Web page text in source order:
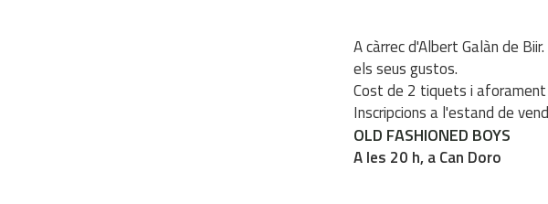
A càrrec d'Albert Galàn de
els seus gustos.
Cost de 2 tiquets i
Inscripcions a l'estand de
OLD FASHIONED BOYS
A les 20 h, a Can Doro